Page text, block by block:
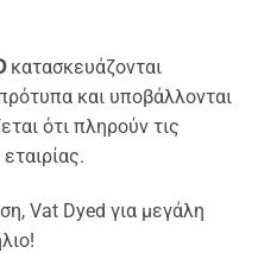
κατασκευάζονται
και υποβάλλονται
ότι πληρούν τις
Vat Dyed για μεγάλη